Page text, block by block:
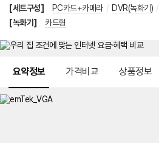
[세트구성] PC카드+카메라 / DVR(녹화기) /
[녹화기]
카드형
요약정보 가격비교 상품정보